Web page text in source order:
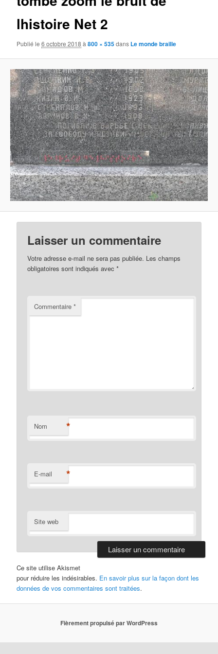
lhistoire Net 2
Publié le6 octobre 2018 à800 × 535dans Le monde braille
Laisser un commentaire
Votre adresse e-mail ne sera pas publiée. Les champs
obligatoires sont indiqués avec*
Commentaire*
Nom *
E-mail *
Site web
Ce site utilise Akismet
pour réduire les indésirables. En savoir plus sur la façon dont les
données de vos commentaires sont traitées.
Fièrement propulsé par WordPress